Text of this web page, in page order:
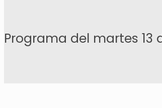
Programa del martes 13